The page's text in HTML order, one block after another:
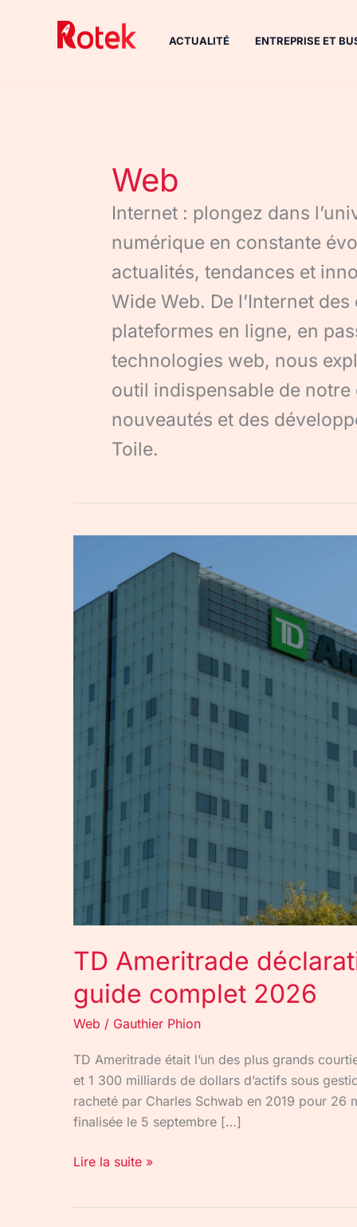
ACTUALITÉ ENTREPRISE ET
Web
Internet : plongez dans
numérique en constante
actualités, tendances et
Wide Web. De l’Internet
plateformes en ligne, en
technologies web, nous
outil indispensable de
nouveautés et des
Toile.
TD Ameritrade
guide complet 2026
Web / Gauthier Phion
TD Ameritrade était l’un des plus grands
et 1 300 milliards de dollars d’actifs sous
racheté par Charles Schwab en 2019 pour
finalisée le 5 septembre […]
déclaration
impôts
France
guide
complet
2026
Lire la suite »